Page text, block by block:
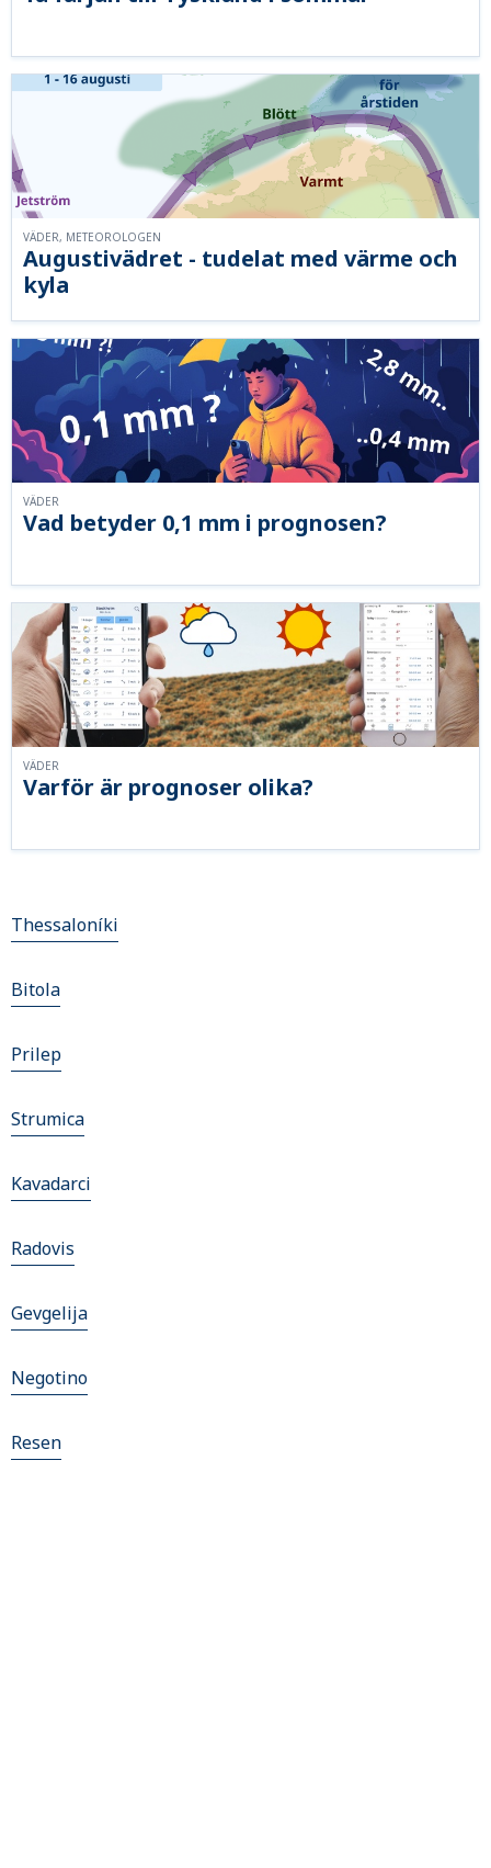
Augustivädret - tudelat med värme och
kyla
VÄDER, METEOROLOGEN
Vad betyder 0,1 mm i prognosen?
VÄDER
Varför är prognoser olika?
VÄDER
Thessaloníki
Bitola
Prilep
Strumica
Kavadarci
Radovis
Gevgelija
Negotino
Resen